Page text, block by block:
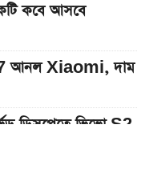
কবে আসবে
আনল Xiaomi, দাম
ডিসপ্লেতে ভিভো S2